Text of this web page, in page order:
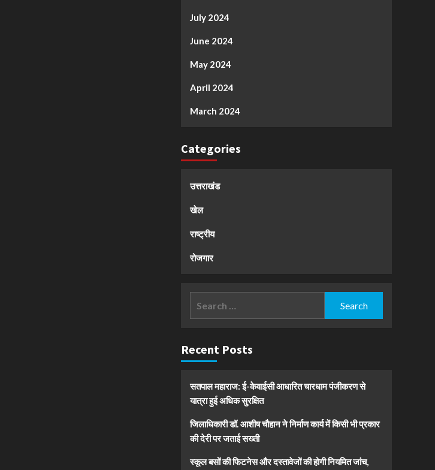
July 2024
June 2024
May 2024
April 2024
March 2024
Categories
उत्तराखंड
खेल
राष्ट्रीय
रोजगार
Recent Posts
सतपाल महाराज: ई-केवाईसी आधारित चारधाम पंजीकरण से
यात्रा हुई अधिक सुरक्षित
जिलाधिकारी डॉ. आशीष चौहान ने निर्माण कार्य में किसी भी प्रकार
की देरी पर जताई सख्ती
स्कूल बसों की फिटनेस और दस्तावेजों की होगी नियमित जांच,